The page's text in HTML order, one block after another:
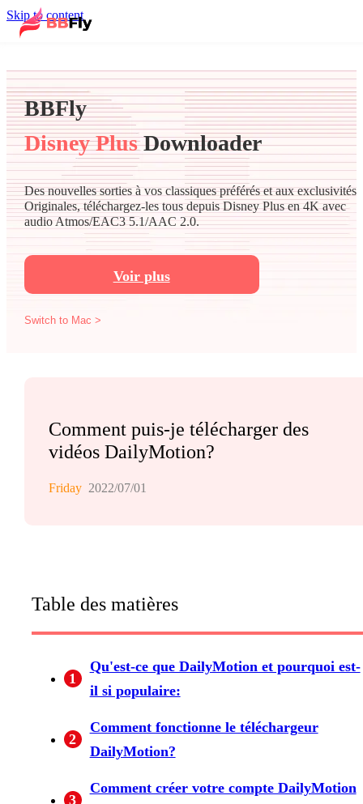
Skip to content
BBFly
Disney PlusDownloader
Des nouvelles sorties à vos classiques préférés et aux exclusivités
Originales, téléchargez-les tous depuis Disney Plus en 4K avec
audio Atmos/EAC3 5.1/AAC 2.0.
Voir plus
Switch to Mac >
Comment puis-je télécharger des
vidéos DailyMotion?
Friday 2022/07/01
Table des matières
1
Qu'est-ce que DailyMotion et pourquoi est-
il si populaire:
2
Comment fonctionne le téléchargeur
DailyMotion?
3
Comment créer votre compte DailyMotion